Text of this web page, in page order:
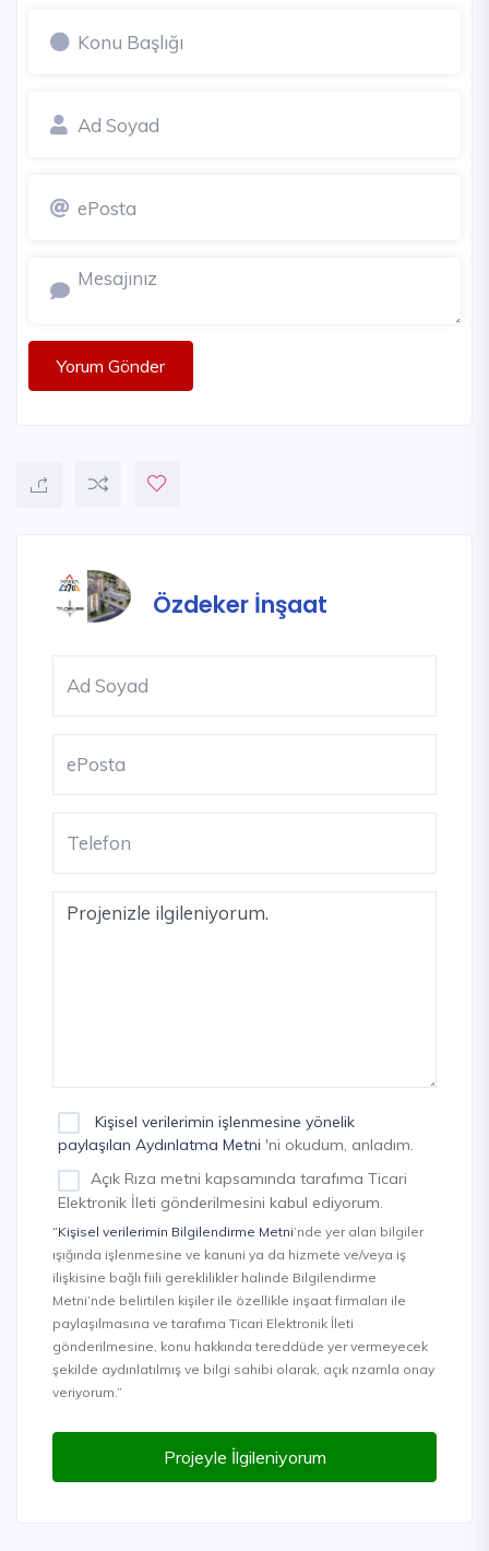
Yorum Gönder
Özdeker İnşaat
Kişisel verilerimin işlenmesine yönelik
paylaşılan Aydınlatma Metni 'ni okudum, anladım.
Açık Rıza metni kapsamında tarafıma Ticari
Elektronik İleti gönderilmesini kabul ediyorum.
“Kişisel verilerimin Bilgilendirme Metni’nde yer alan bilgiler
ışığında işlenmesine ve kanuni ya da hizmete ve/veya iş
ilişkisine bağlı fiili gereklilikler halinde Bilgilendirme
Metni’nde belirtilen kişiler ile özellikle inşaat firmaları ile
paylaşılmasına ve tarafıma Ticari Elektronik İleti
gönderilmesine, konu hakkında tereddüde yer vermeyecek
şekilde aydınlatılmış ve bilgi sahibi olarak, açık rızamla onay
veriyorum.”
Projeyle İlgileniyorum